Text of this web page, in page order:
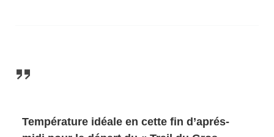
Température idéale en cette fin d’aprés-